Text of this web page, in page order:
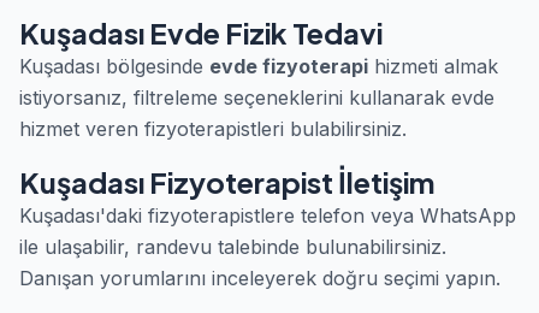
Kuşadası Evde Fizik Tedavi
Kuşadası bölgesinde evde fizyoterapi hizmeti almak
istiyorsanız, filtreleme seçeneklerini kullanarak evde
hizmet veren fizyoterapistleri bulabilirsiniz.
Kuşadası Fizyoterapist İletişim
Kuşadası'daki fizyoterapistlere telefon veya WhatsApp
ile ulaşabilir, randevu talebinde bulunabilirsiniz.
Danışan yorumlarını inceleyerek doğru seçimi yapın.